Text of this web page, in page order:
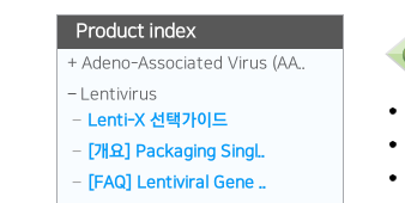
Product index
Adeno-Associated Virus (AA..
Lentivirus
Lenti-X 선택가이드
[개요] Packaging Singl..
[FAQ] Lentiviral Gene ..